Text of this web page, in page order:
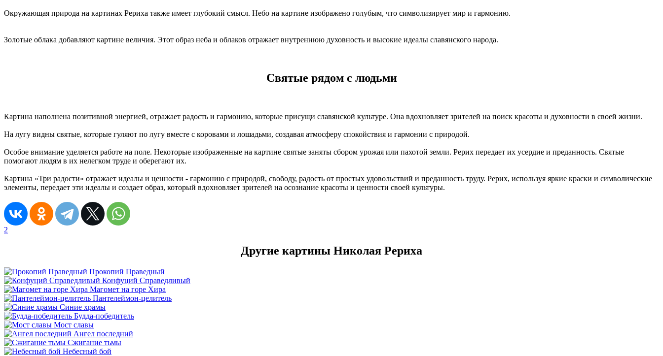
Окружающая природа на картинах Рериха также имеет глубокий смысл. Небо на картине изображено голубым, что символизирует мир и гармонию.
Золотые облака добавляют картине величия. Этот образ неба и облаков отражает внутреннюю духовность и высокие идеалы славянского народа.
Святые рядом с людьми
Картина наполнена позитивной энергией, отражает радость и гармонию, которые присущи славянской культуре. Она вдохновляет зрителей на поиск красоты и духовности в своей жизни.
На лугу видны святые, которые гуляют по лугу вместе с коровами и лошадьми, создавая атмосферу спокойствия и гармонии с природой.
Особое внимание уделяется работе на поле. Некоторые изображенные на картине святые заняты сбором урожая или пахотой земли. Рерих передает их усердие и преданность. Святые
помогают людям в их нелегком труде и оберегают их.
Картина «Три радости» отражает идеалы и ценности - гармонию с природой, свободу, радость от простых удовольствий и преданность труду. Рерих, используя яркие краски и символические
элементы, передает эти идеалы и создает образ, который вдохновляет зрителей на осознание красоты и ценности своей культуры.
2
Другие картины Николая Рериха
Прокопий Праведный
Конфуций Справедливый
Магомет на горе Хира
Пантелеймон-целитель
Синие храмы
Будда-победитель
Мост славы
Ангел последний
Сжигание тьмы
Небесный бой